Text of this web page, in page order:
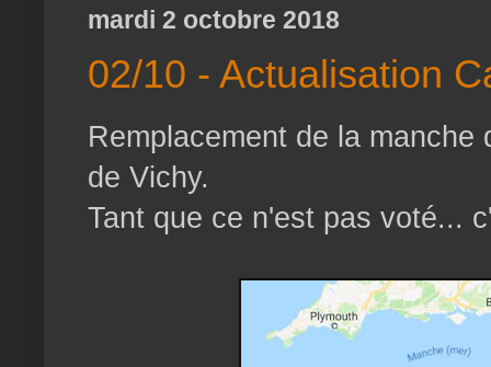
mardi 2 octobre 2018
02/10 - Actualisation
Remplacement de la
de Vichy.
Tant que ce n'est pas voté...